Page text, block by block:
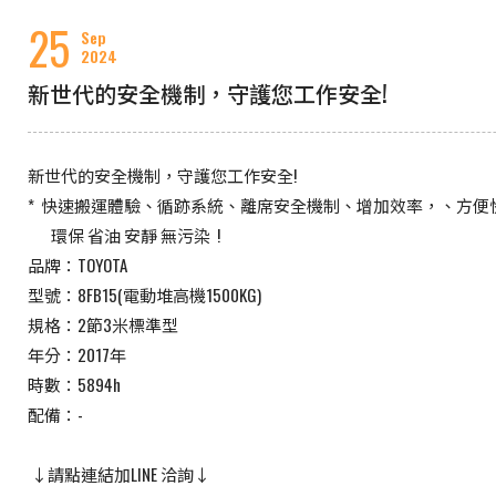
25 Sep
2024
新世代的安全機制，守護您工作安全!
新世代的安全機制，守護您工作安全!
* ​ 快速搬運體驗、循跡系統、離席安全機制、增加效率，、方便
​ ​ ​ ​ ​ ​ ​ 環保 省油 安靜 無污染 ​ !
品牌：TOYOTA
型號：8FB15(電動堆高機1500KG)
規格：2節3米標準型
年分：2017年
時數：5894h
配備：-
​ ↓請點連結加LINE 洽詢↓